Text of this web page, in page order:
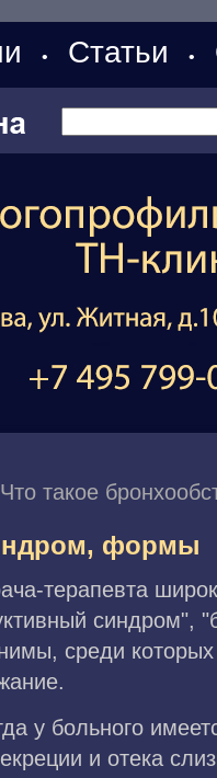
• Статьи •
Что такое
формы
терапевта
синдром",
среди
у больного
и отека